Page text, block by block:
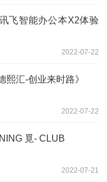
飞智能办公本X2体验
2022-07-22
熙汇-创业来时路》
2022-07-22
覓- CLUB
2022-07-21